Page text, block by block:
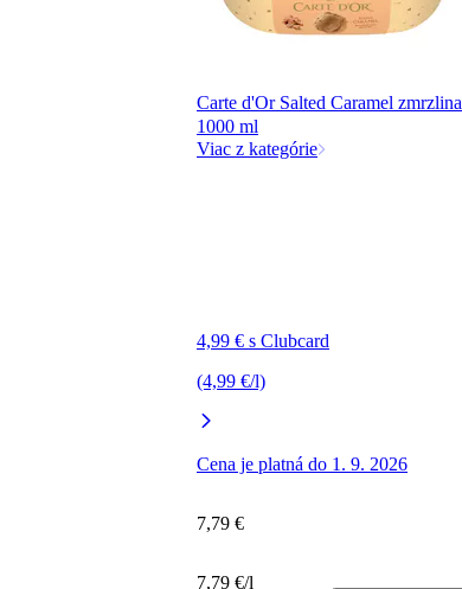
Carte d'Or Salted Caramel zmrzlina
1000 ml
Viac z kategórie
4,99 € s Clubcard
(4,99 €/l)
Cena je platná do 1. 9. 2026
7,79 €
7,79 €/l